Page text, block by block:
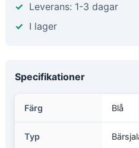
Leverans: 1-3 dagar
I lager
Specifikationer
Färg Blå
Typ